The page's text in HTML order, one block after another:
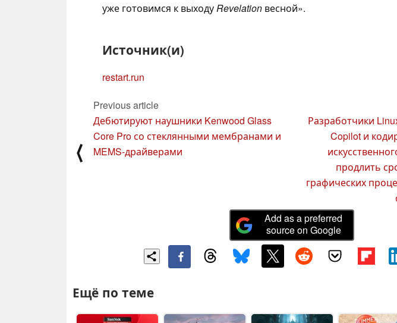
уже готовимся к выходуRevelation весной».
Источник(и)
restart.run
⟨
Previous article
Дебютируют наушники Kenwood Glass
Core Pro со стеклянными мембранами и
MEMS-драйверами
Разработчики
Copilot и
продлить
графических
Add as a preferred
source on Google
Ещё по теме